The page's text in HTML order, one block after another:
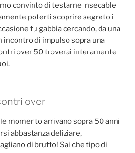
convinto di testarne insecable
poterti scoprire segreto i
tu gabbia cercando, da una
incontro di impulso sopra una
over 50 troverai interamente
over
momento arrivano sopra 50 anni
abbastanza deliziare,
di brutto! Sai che tipo di